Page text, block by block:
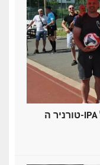
טורניר ה-IPA גייס 19,440 אירו עבור ילדיהם של